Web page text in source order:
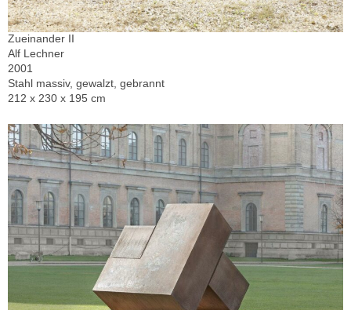
Zueinander II
Alf Lechner
2001
Stahl massiv, gewalzt, gebrannt
212 x 230 x 195 cm